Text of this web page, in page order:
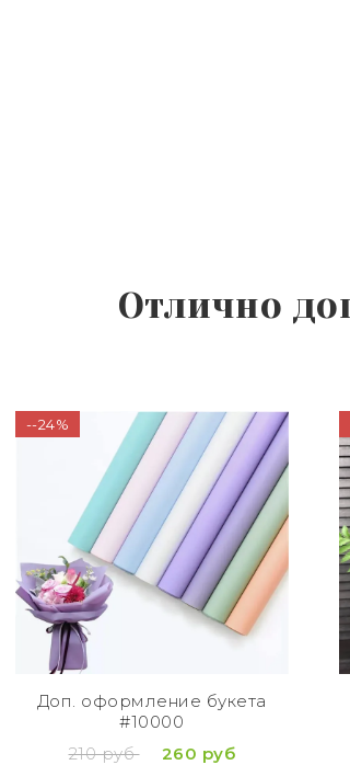
Отлично
--24%
Доп. оформление букета
#10000
210 руб
260 руб